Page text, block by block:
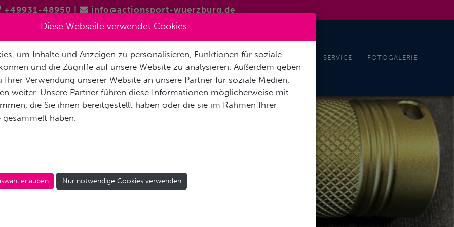
+49931-48950 info@actionsport-wuerzburg.de
RETTUNGSSCHWIMMER SUP SKIFAHREN LANGLAUF REISEN UND EVENTS SERVICE FOTOGALERIE
OCEAMA BLENNY PRO
Diese Webseite verwendet Cookies
um Inhalte und Anzeigen zu personalisieren, Funktionen für soziale
und die Zugriffe auf unsere Website zu analysieren. Außerdem geben
Verwendung unserer Website an unsere Partner für soziale Medien,
weiter. Unsere Partner führen diese Informationen möglicherweise mit
die Sie ihnen bereitgestellt haben oder die sie im Rahmen Ihrer
haben.
erlauben Nur notwendige Cookies verwenden